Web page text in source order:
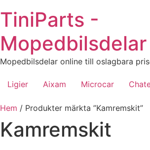
till
innehåll
TiniParts -
Mopedbilsdelar online till oslagbara
Ligier Aixam Microcar
Hem / Produkter märkta ”Kamremskit”
Kamremskit